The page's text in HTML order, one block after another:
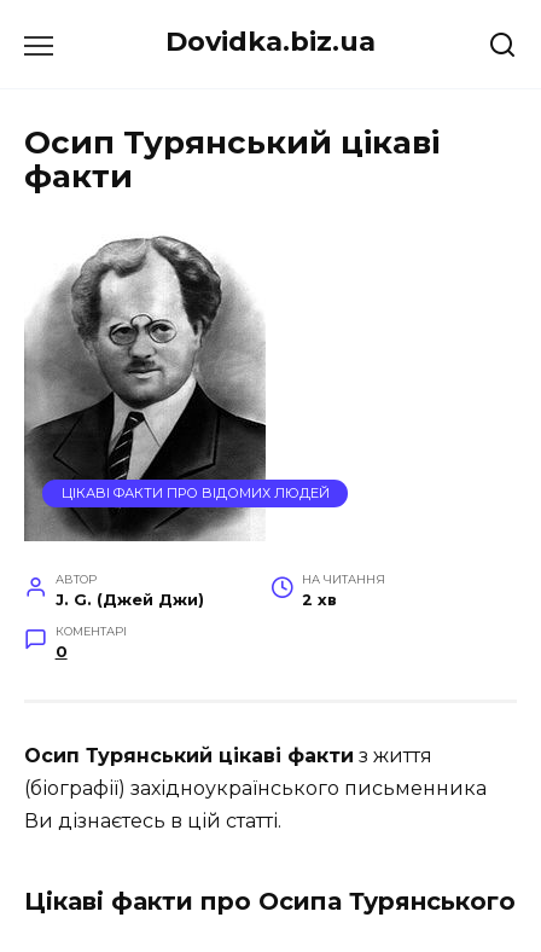
до
Dovidka.biz.ua
Осип Турянський цікаві
факти
ЦІКАВІ ФАКТИ ПРО ВІДОМИХ ЛЮДЕЙ
АВТОР
J. G. (Джей Джи)
НА ЧИТАННЯ
2 хв
КОМЕНТАРІ
0
Осип Турянський цікаві факти з життя
(біографії) західноукраїнського письменника
Ви дізнаєтесь в цій статті.
Цікаві факти про Осипа Турянського